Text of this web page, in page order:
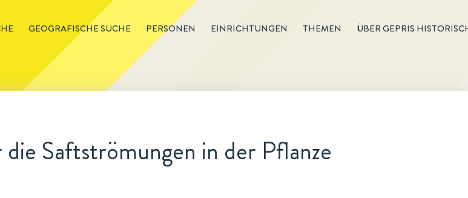
GEOGRAFISCHE SUCHE PERSONEN EINRICHTUNGEN THEMEN ÜBER GEPRIS
Saftströmungen in der Pflanze